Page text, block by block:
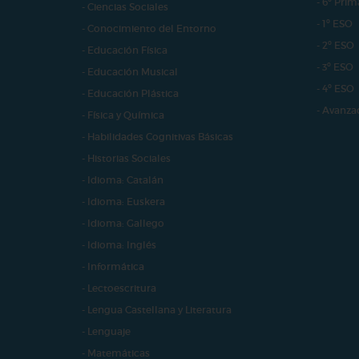
- Ciencias Sociales
- Conocimiento del Entorno
- Educación Física
- Educación Musical
- Educación Plástica
- Física y Química
- Habilidades Cognitivas Básicas
- Historias Sociales
- Idioma: Catalán
- Idioma: Euskera
- Idioma: Gallego
- Idioma: Inglés
- Informática
- Lectoescritura
- Lengua Castellana y Literatura
- Lenguaje
- Matemáticas
- 1º ESO
- 2º ESO
- 3º ESO
- 4º ESO
-